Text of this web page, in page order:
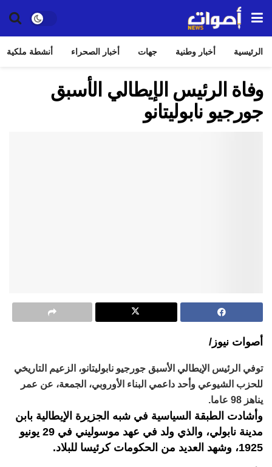
الرئيسية أخبار وطنية جهات أخبار الصحراء أنشطة ملكية
وفاة الرئيس الإيطالي الأسبق
جورجيو نابوليتانو
أصوات نيوز/
توفي الرئيس الإيطالي الأسبق جورجيو نابوليتانو، الزعيم التاريخي
للحزب الشيوعي وأحد داعمي البناء الأوروبي، الجمعة، عن عمر
يناهز 98 عاما.
وأشادت الطبقة السياسية في شبه الجزيرة الإيطالية بابن
مدينة نابولي، والذي ولد في عهد موسوليني في 29 يونيو
1925، وشهد العديد من الحكومات كرئيسا للبلاد.